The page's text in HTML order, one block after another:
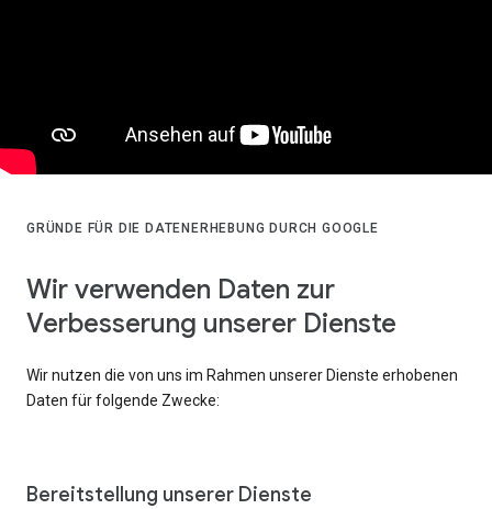
GRÜNDE FÜR DIE DATENERHEBUNG DURCH GOOGLE
Wir verwenden Daten zur
Verbesserung unserer Dienste
Wir nutzen die von uns im Rahmen unserer Dienste erhobenen
Daten für folgende Zwecke:
Bereitstellung unserer Dienste